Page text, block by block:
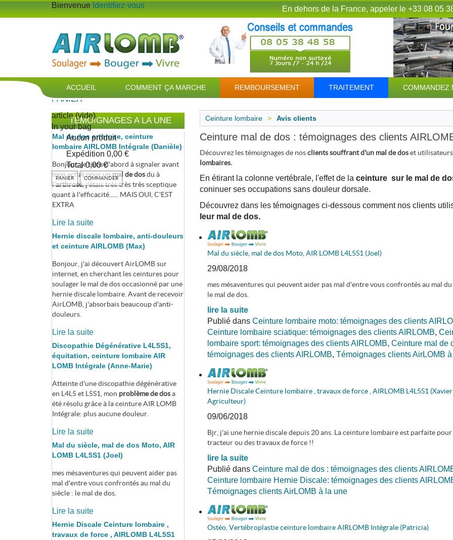
En dehors de la France, appeler le +33 08 05
Bienvenue Identifiez-vous
ACCUEIL COMMENT ÇA MARCHE REMBOURSEMENT TRAITEMENT COMMANDEZ
PANIER
article (vide)
In your bag
Aucun produit
Expédition 0,00 €
Total 0,00 €
PANIER COMMANDER
Ceinture lombaire > Avis clients
Ceinture mal de dos : témoignages des clients
Découvrez les témoignages de nosclients souffrant d'un mal de doset
lombaires.
En étirant la colonne vertébrale, l'effet de la ceinture sur le mal de
coninuer ses occupations sans douleur dorsale.
Découvrez dans les témoignages ci-dessous comment nos clients
leur mal de dos.
Mal du siècle, mal de dos Moto, AIR LOMB L4L5S1 (Joel)
29/08/2018
mes mésaventures qui peuvent aider pas mal d'entre vous confrontés au mal du
le mal de dos.
lire la suite
Publié dans Ceinture lombaire moto: témoignages des clients
Ceinture lombaire sciatique: témoignages des clients AIRLOMB,
lombaire sport: témoignages des clients AIRLOMB, Ceinture mal de
témoignages des clients AIRLOMB, Témoignages clients AirLOMB
Hernie Discale Ceinture lombaire , travaux de force , AIRLOMB L4L5S1 (Xavier
Agriculteur)
09/06/2018
Bjr, j'ai une hernie discale depuis 20 ans. La ceinture lombaire est parfaite pour
tracteur ou des travaux de force !!
lire la suite
Publié dans Ceinture mal de dos : témoignages des clients
Ceinture lombaire Hernie Discale: témoignages des clients
Témoignages clients AirLOMB à la une
Ostéo, Vertébroplastie ceinture lombaire AIRLOMB Intégrale (Patricia)
TEMOIGNAGES A LA UNE
Mal de dos arthrose, ceinture
lombaire AIRLOMB Intégrale (Danièle)
Bonjour, je tiens d'abord à signaler avant
mon achat pour un mal de dosdu à
l’arthrose, j'étais très très très sceptique
quant à l'efficacité...... MAIS OUI, C'EST
EXTRA
Lire la suite
Hernie discale lombaire, anti-douleurs
et ceinture AIRLOMB (Max)
Bonjour, j'ai découvert AirLOMB sur
internet, en cherchant les ceintures pour
soulager le mal de dos occasionné par une
hernie discale lombaire. Avant de recevoir
AirLOMB, j'absorbais beaucoup d'anti-
douleurs.
Lire la suite
Discopathie Dégénérative L4L5S1,
équitation, ceinture lombaire AIR
LOMB Intégrale (Anne-Marie)
Atteinte d'une discopathie dégénérative
en L4L5 et L5S1, mon problème de dosa
été résolu grâce à la ceinture AIR LOMB
Intégrale: plus aucune douleur.
Lire la suite
Mal du siècle, mal de dos Moto, AIR
LOMB L4L5S1 (Joel)
mes mésaventures qui peuvent aider pas
mal d'entre vous confrontés au mal du
siècle : le mal de dos.
Lire la suite
Hernie Discale Ceinture lombaire ,
travaux de force , AIRLOMB L4L5S1